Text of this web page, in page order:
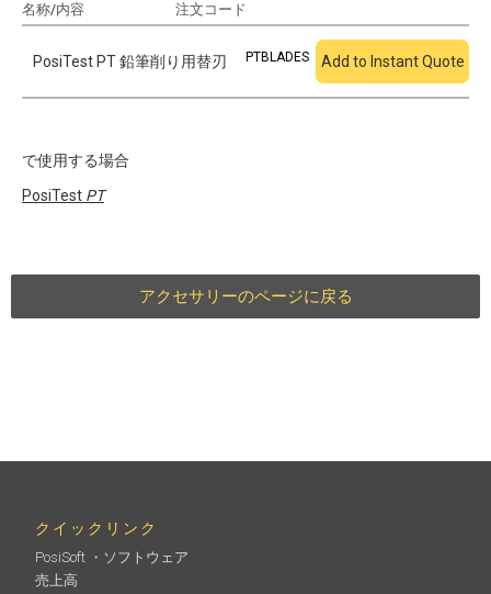
名称/内容 注文コード
PosiTest PT 鉛筆削り用替刃 PTBLADES Add to Instant Quote
で使用する場合
PosiTest PT
アクセサリーのページに戻る
クイックリンク
PosiSoft ・ソフトウェア
売上高